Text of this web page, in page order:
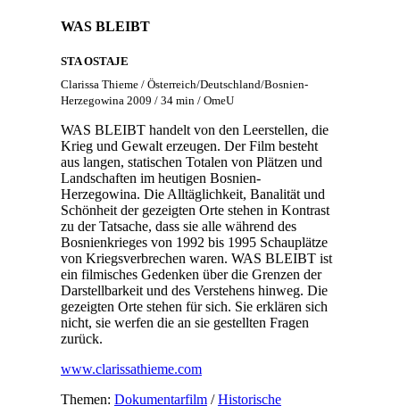
WAS BLEIBT
STA OSTAJE
Clarissa Thieme / Österreich/Deutschland/Bosnien-
Herzegowina 2009 / 34 min / OmeU
WAS BLEIBT handelt von den Leerstellen, die
Krieg und Gewalt erzeugen. Der Film besteht
aus langen, statischen Totalen von Plätzen und
Landschaften im heutigen Bosnien-
Herzegowina. Die Alltäglichkeit, Banalität und
Schönheit der gezeigten Orte stehen in Kontrast
zu der Tatsache, dass sie alle während des
Bosnienkrieges von 1992 bis 1995 Schauplätze
von Kriegsverbrechen waren. WAS BLEIBT ist
ein filmisches Gedenken über die Grenzen der
Darstellbarkeit und des Verstehens hinweg. Die
gezeigten Orte stehen für sich. Sie erklären sich
nicht, sie werfen die an sie gestellten Fragen
zurück.
www.clarissathieme.com
Themen: Dokumentarfilm/Historische